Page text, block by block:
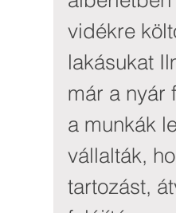
vidékre
lakásukat
már a nyár
a munkák
vállalták,
tartozást,